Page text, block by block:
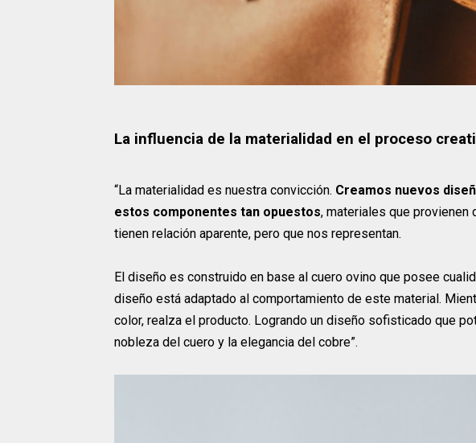
La influencia de la materialidad en el proceso
“La materialidad es nuestra convicción. Creamos nuevos
estos componentes tan opuestos, materiales que provienen
tienen relación aparente, pero que nos representan.
El diseño es construido en base al cuero ovino que posee
diseño está adaptado al comportamiento de este material.
color, realza el producto. Logrando un diseño sofisticado que
nobleza del cuero y la elegancia del cobre”.